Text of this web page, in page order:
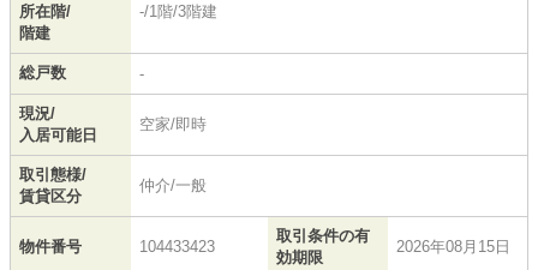
所在階/
階建
-/1階/3階建
総戸数 -
現況/
入居可能日
空家/即時
取引態様/
賃貸区分
仲介/一般
物件番号 104433423
取引条件の有
効期限
2026年08月15日